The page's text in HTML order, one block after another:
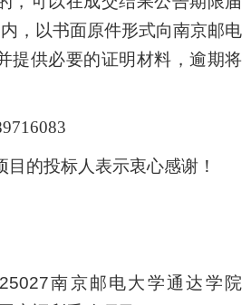
，以书面原件形式向南京邮电
提供必要的证明材料，逾期将
的投标人表示衷心感谢！
南京邮电大学通达学院